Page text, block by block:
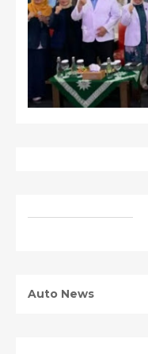
Auto News